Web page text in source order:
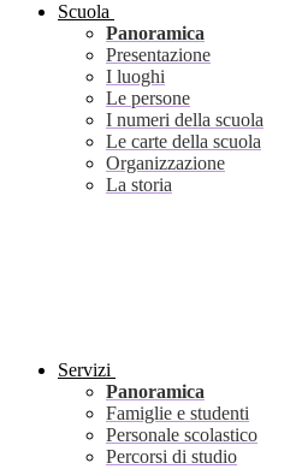
Scuola
Panoramica
Presentazione
I luoghi
Le persone
I numeri della scuola
Le carte della scuola
Organizzazione
La storia
Servizi
Panoramica
Famiglie e studenti
Personale scolastico
Percorsi di studio